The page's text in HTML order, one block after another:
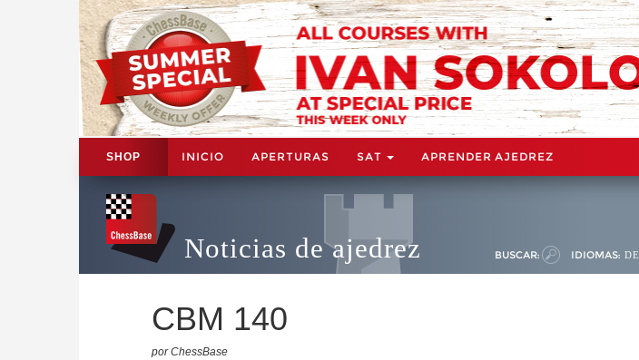
SHOP INICIO APERTURAS SAT APRENDER AJEDREZ
Noticias de ajedrez BUSCAR: IDIOMAS: DE
CBM 140
por ChessBase